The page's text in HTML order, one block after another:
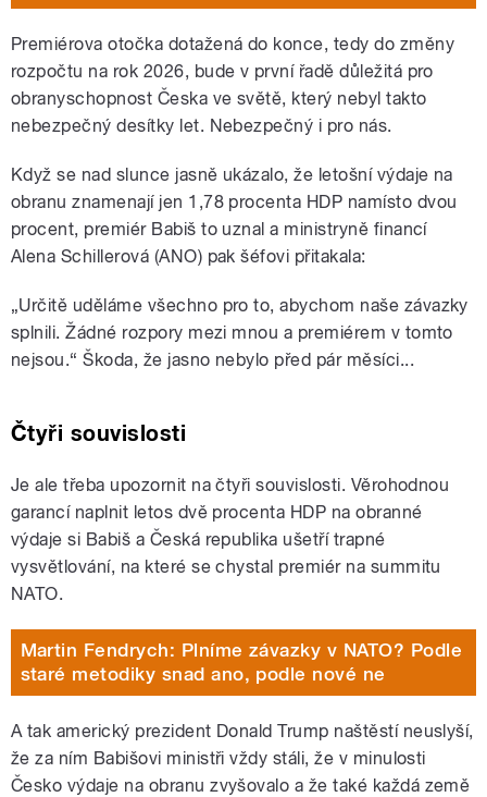
Premiérova otočka dotažená do konce, tedy do změny
rozpočtu na rok 2026, bude v první řadě důležitá pro
obranyschopnost Česka ve světě, který nebyl takto
nebezpečný desítky let. Nebezpečný i pro nás.
Když se nad slunce jasně ukázalo, že letošní výdaje na
obranu znamenají jen 1,78 procenta HDP namísto dvou
procent, premiér Babiš to uznal a ministryně financí
Alena Schillerová (ANO) pak šéfovi přitakala:
„Určitě uděláme všechno pro to, abychom naše závazky
splnili. Žádné rozpory mezi mnou a premiérem v tomto
nejsou.“ Škoda, že jasno nebylo před pár měsíci...
Čtyři souvislosti
Je ale třeba upozornit na čtyři souvislosti. Věrohodnou
garancí naplnit letos dvě procenta HDP na obranné
výdaje si Babiš a Česká republika ušetří trapné
vysvětlování, na které se chystal premiér na summitu
NATO.
Martin Fendrych: Plníme závazky v NATO? Podle
staré metodiky snad ano, podle nové ne
A tak americký prezident Donald Trump naštěstí neuslyší,
že za ním Babišovi ministři vždy stáli, že v minulosti
Česko výdaje na obranu zvyšovalo a že také každá země